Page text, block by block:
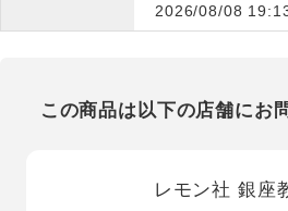
2026/08/08
この商品は以下の店舗にお
レモン社 銀座